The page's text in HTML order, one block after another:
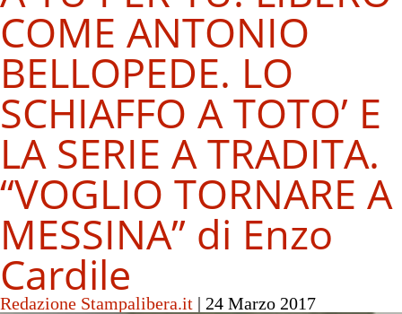
COME ANTONIO
BELLOPEDE. LO
SCHIAFFO A TOTO’ E
LA SERIE A TRADITA.
“VOGLIO TORNARE A
MESSINA” di Enzo
Cardile
Redazione Stampalibera.it | 24 Marzo 2017